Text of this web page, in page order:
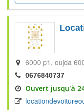
6000 p1, oujda
0676840737
Ouvert jusqu'à